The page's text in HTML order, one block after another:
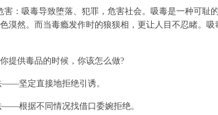
吸毒导致堕落、犯罪，危害社会。吸毒是一种可耻
漠然。而当毒瘾发作时的狼狈相，更让人目不忍睹。
供毒品的时候，你该怎么做?
坚定直接地拒绝引诱。
根据不同情况找借口委婉拒绝。